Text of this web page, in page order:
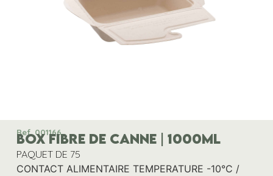
Ref. 001166
BOX FIBRE DE CANNE | 1000ML
PAQUET DE 75
CONTACT ALIMENTAIRE TEMPERATURE -10°C /